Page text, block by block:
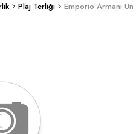
Plaj Terliği Emporio Armani